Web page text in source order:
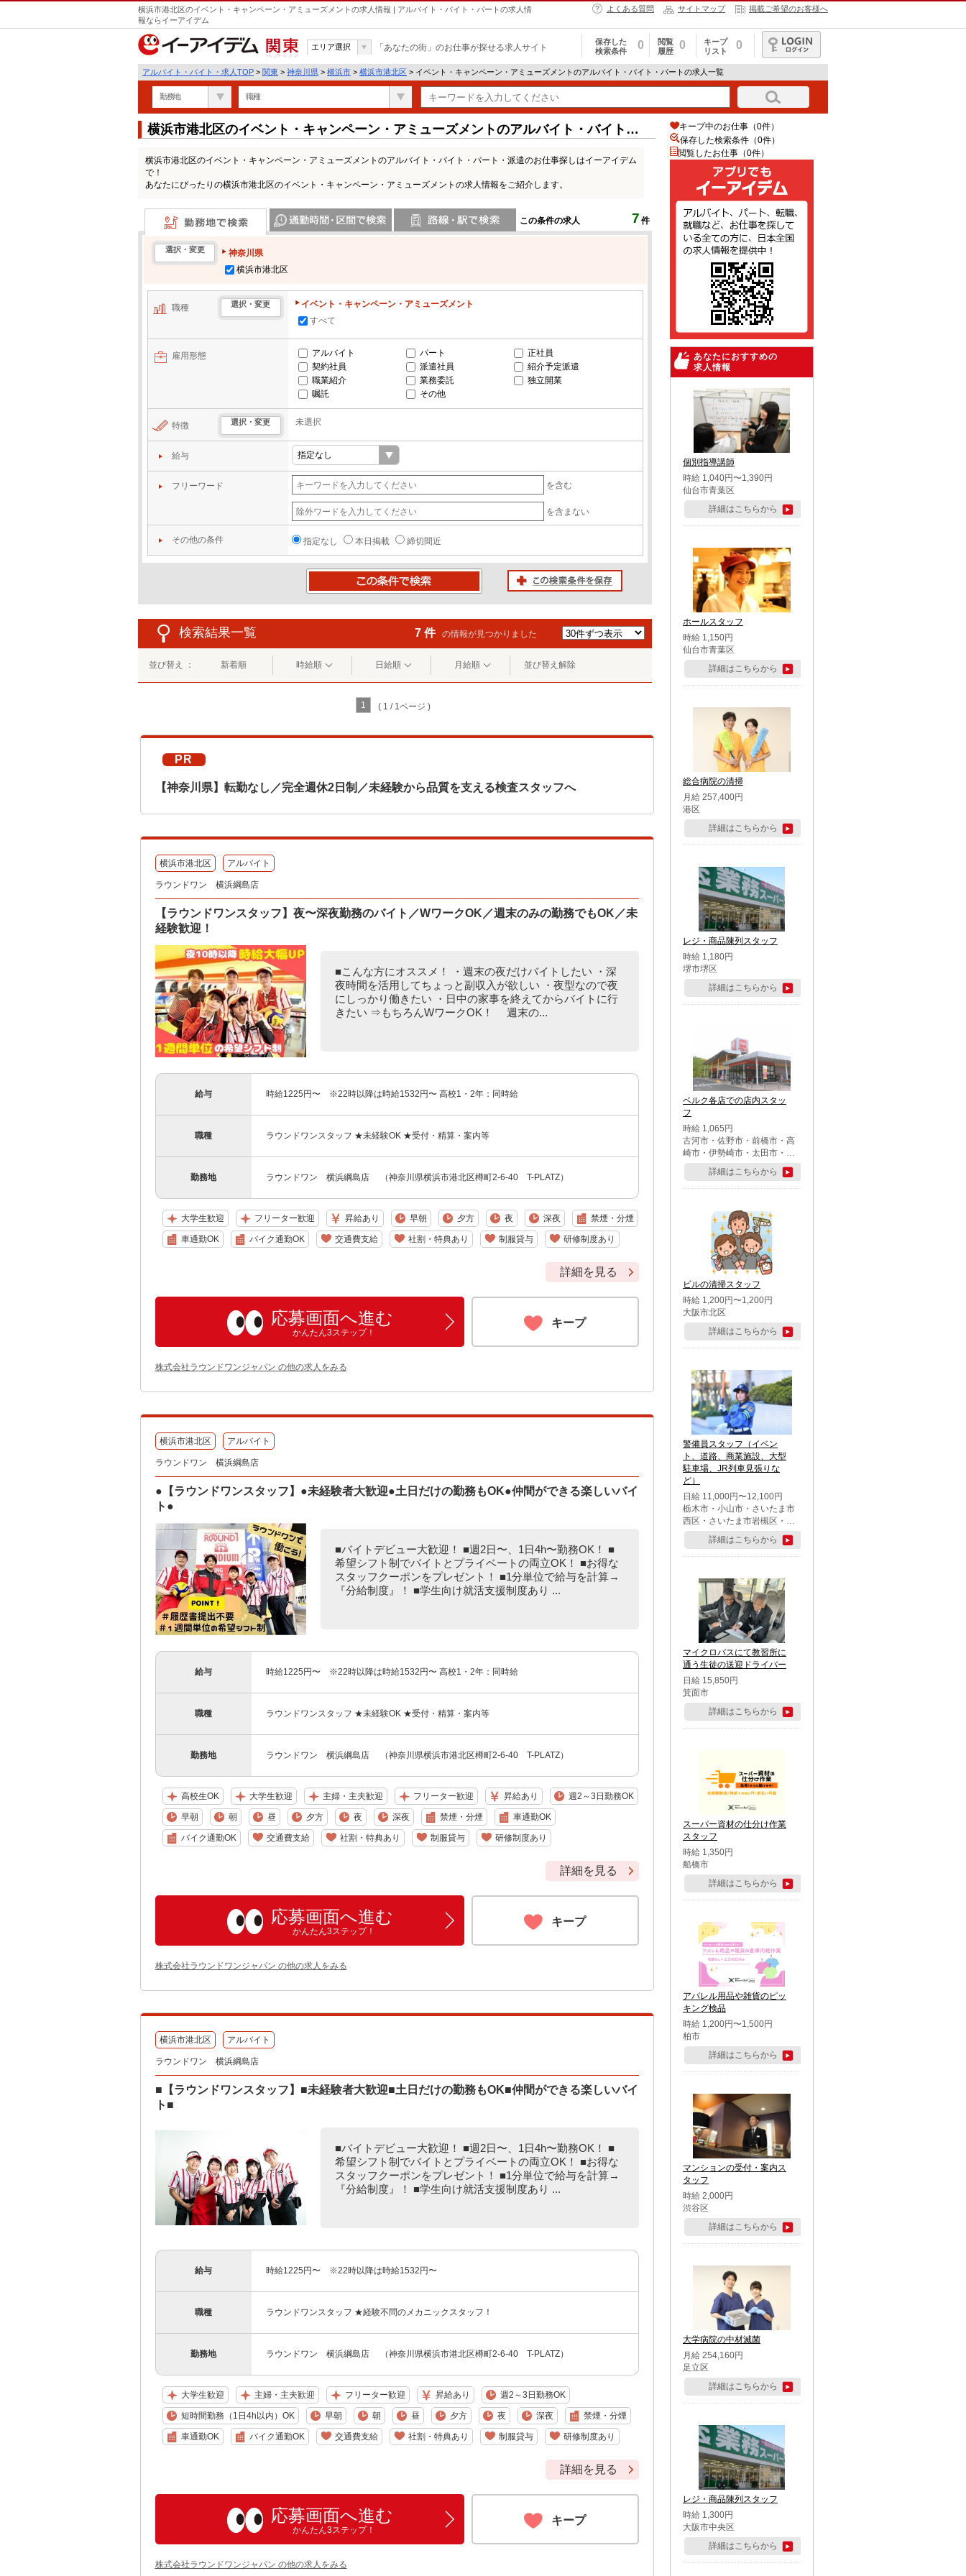
横浜市港北区のイベント・キャンペーン・アミューズメントの求人情報 | アルバイト・バイト・パートの求人情
報ならイーアイデム
よくある質問 サイトマップ 掲載ご希望のお客様へ
関東
エリア選択 「あなたの街」のお仕事が探せる求人サイト
保存した
検索条件
0
閲覧
履歴
0
キープ
リスト
0
ログイン
アルバイト・バイト・求人TOP > 関東 > 神奈川県 > 横浜市 > 横浜市港北区 > イベント・キャンペーン・アミューズメントのアルバイト・バイト・パートの求人一覧
勤務地 職種
横浜市港北区のイベント・キャンペーン・アミューズメントのアルバイト・バイト・
横浜市港北区のイベント・キャンペーン・アミューズメントのアルバイト・バイト・パート・派遣のお仕事探しはイーアイデム
で！
あなたにぴったりの横浜市港北区のイベント・キャンペーン・アミューズメントの求人情報をご紹介します。
この条件の求人 7 件
勤務地で検索
選択・変更
神奈川県
横浜市港北区
職種 選択・変更
イベント・キャンペーン・アミューズメント
すべて
雇用形態 アルバイト パート
正社員
契約社員
派遣社員
紹介予定派遣
職業紹介
業務委託
独立開業
嘱託
その他
特徴 選択・変更 未選択
給与
フリーワード を含む
を含まない
その他の条件 指定なし 本日掲載 締切間近
検索結果一覧 7 件 の情報が見つかりました
並び替え ： 新着順 時給順 日給順 月給順 並び替え解除
1 ( 1 / 1ページ )
PR
【神奈川県】転勤なし／完全週休2日制／未経験から品質を支える検査スタッフへ
横浜市港北区 アルバイト
ラウンドワン 横浜綱島店
【ラウンドワンスタッフ】夜〜深夜勤務のバイト／WワークOK／週末のみの勤務でもOK／未
経験歓迎！
■こんな方にオススメ！ ・週末の夜だけバイトしたい ・深
夜時間を活用してちょっと副収入が欲しい ・夜型なので夜
にしっかり働きたい ・日中の家事を終えてからバイトに行
きたい ⇒もちろんWワークOK！ 週末の...
給与 時給1225円〜 ※22時以降は時給1532円〜 高校1・2年：同時給
職種 ラウンドワンスタッフ ★未経験OK ★受付・精算・案内等
勤務地 ラウンドワン 横浜綱島店 （神奈川県横浜市港北区樽町2-6-40 T-PLATZ）
大学生歓迎 フリーター歓迎 昇給あり 早朝 夕方 夜 深夜 禁煙・分煙
車通勤OK バイク通勤OK 交通費支給 社割・特典あり 制服貸与 研修制度あり
詳細を見る
応募画面へ進む
かんたん3ステップ！
キープ
株式会社ラウンドワンジャパン の他の求人をみる
横浜市港北区 アルバイト
ラウンドワン 横浜綱島店
●【ラウンドワンスタッフ】●未経験者大歓迎●土日だけの勤務もOK●仲間ができる楽しいバイ
ト●
■バイトデビュー大歓迎！ ■週2日〜、1日4h〜勤務OK！ ■
希望シフト制でバイトとプライベートの両立OK！ ■お得な
スタッフクーポンをプレゼント！ ■1分単位で給与を計算→
『分給制度』！ ■学生向け就活支援制度あり ...
給与 時給1225円〜 ※22時以降は時給1532円〜 高校1・2年：同時給
職種 ラウンドワンスタッフ ★未経験OK ★受付・精算・案内等
勤務地 ラウンドワン 横浜綱島店 （神奈川県横浜市港北区樽町2-6-40 T-PLATZ）
高校生OK 大学生歓迎 主婦・主夫歓迎 フリーター歓迎 昇給あり 週2～3日勤務OK
早朝 朝 昼 夕方 夜 深夜 禁煙・分煙 車通勤OK
バイク通勤OK 交通費支給 社割・特典あり 制服貸与 研修制度あり
詳細を見る
応募画面へ進む
かんたん3ステップ！
キープ
株式会社ラウンドワンジャパン の他の求人をみる
横浜市港北区 アルバイト
ラウンドワン 横浜綱島店
■【ラウンドワンスタッフ】■未経験者大歓迎■土日だけの勤務もOK■仲間ができる楽しいバイ
ト■
■バイトデビュー大歓迎！ ■週2日〜、1日4h〜勤務OK！ ■
希望シフト制でバイトとプライベートの両立OK！ ■お得な
スタッフクーポンをプレゼント！ ■1分単位で給与を計算→
『分給制度』！ ■学生向け就活支援制度あり ...
給与 時給1225円〜 ※22時以降は時給1532円〜
職種 ラウンドワンスタッフ ★経験不問のメカニックスタッフ！
勤務地 ラウンドワン 横浜綱島店 （神奈川県横浜市港北区樽町2-6-40 T-PLATZ）
大学生歓迎 主婦・主夫歓迎 フリーター歓迎 昇給あり 週2～3日勤務OK
短時間勤務（1日4h以内）OK 早朝 朝 昼 夕方 夜 深夜 禁煙・分煙
車通勤OK バイク通勤OK 交通費支給 社割・特典あり 制服貸与 研修制度あり
詳細を見る
応募画面へ進む
かんたん3ステップ！
キープ
株式会社ラウンドワンジャパン の他の求人をみる
キープ中のお仕事（0件）
保存した検索条件（0件）
閲覧したお仕事（0件）
あなたにおすすめの
求人情報
個別指導講師
時給 1,040円〜1,390円
仙台市青葉区
詳細はこちらから
ホールスタッフ
時給 1,150円
仙台市青葉区
詳細はこちらから
総合病院の清掃
月給 257,400円
港区
詳細はこちらから
レジ・商品陳列スタッフ
時給 1,180円
堺市堺区
詳細はこちらから
ベルク各店での店内スタッ
フ
時給 1,065円
古河市・佐野市・前橋市・高
崎市・伊勢崎市・太田市・館
林市・藤岡市・大泉町・さい
たま市北区・川越市・熊谷
市・行田市・秩父市・所沢
市・鶴ケ島市・千葉市中央
区・市川市・松戸市・習志野
市・柏市・流山市・八千代
市・足立区・江戸川区・八王
子市・町田市
詳細はこちらから
ビルの清掃スタッフ
時給 1,200円〜1,200円
大阪市北区
詳細はこちらから
警備員スタッフ（イベン
ト、道路、商業施設、大型
駐車場、JR列車見張りな
ど）
日給 11,000円〜12,100円
栃木市・小山市・さいたま市
西区・さいたま市岩槻区・久
喜市・蓮田市
詳細はこちらから
マイクロバスにて教習所に
通う生徒の送迎ドライバー
日給 15,850円
箕面市
詳細はこちらから
スーパー資材の仕分け作業
スタッフ
時給 1,350円
船橋市
詳細はこちらから
アパレル用品や雑貨のピッ
キング検品
時給 1,200円〜1,500円
柏市
詳細はこちらから
マンションの受付・案内ス
タッフ
時給 2,000円
渋谷区
詳細はこちらから
大学病院の中材滅菌
月給 254,160円
足立区
詳細はこちらから
レジ・商品陳列スタッフ
時給 1,300円
大阪市中央区
詳細はこちらから